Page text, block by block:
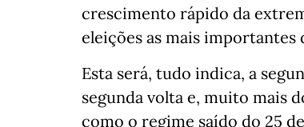
crescimento rápido da
eleições as mais
Esta será, tudo indica, a
segunda volta e, muito mais
como o regime saído do 25